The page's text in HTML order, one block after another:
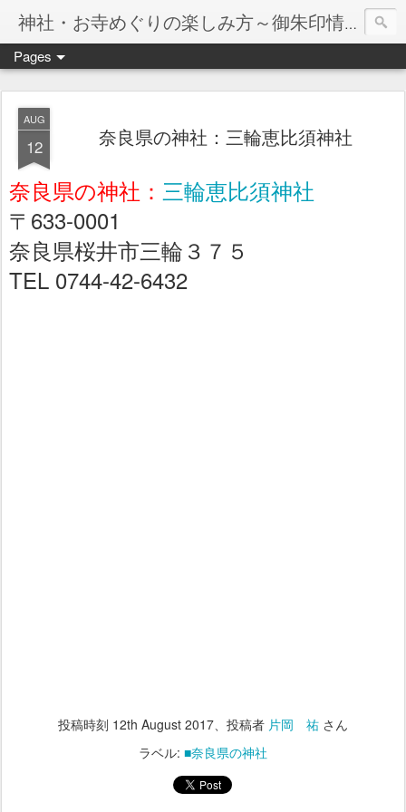
神社・お寺めぐりの楽しみ方～御朱印情報マップ～
Pages
AUG
12 奈良県の神社：三輪恵比須神社
奈良県の神社： 三輪恵比須神社
〒633-0001
奈良県桜井市三輪３７５
TEL 0744-42-6432
投稿時刻 12th August 2017、投稿者 片岡 祐 さん
ラベル: ■奈良県の神社